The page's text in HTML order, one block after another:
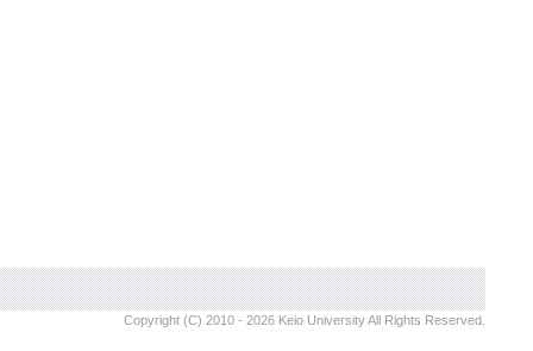
Copyright (C) 2010 - 2026 Keio University All Rights Reserved.